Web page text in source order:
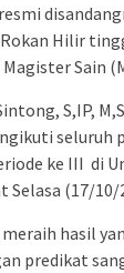
Hilir
Sain
S,IP,
seluruh
ke III di
Selasa (17/10/
hasil
predikat